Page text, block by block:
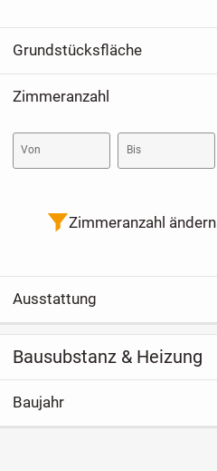
Grundstücksfläche
Zimmeranzahl
Von Bis
Zimmeranzahl ändern
Ausstattung
Bausubstanz & Heizung
Baujahr